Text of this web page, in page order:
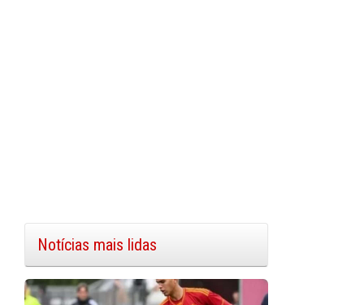
Notícias mais lidas